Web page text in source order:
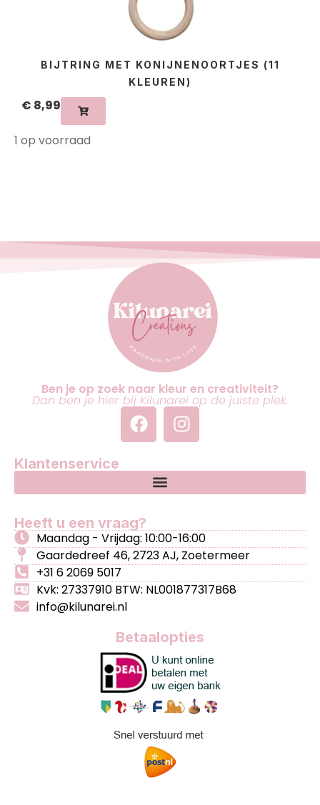
BIJTRING MET KONIJNENOORTJES (11
KLEUREN)
€ 8,99
1 op voorraad
Ben je op zoek naar kleur en creativiteit?
Dan ben je hier bij Kilunarei op de juiste plek.
Klantenservice
Heeft u een vraag?
Maandag - Vrijdag: 10:00-16:00
Gaardedreef 46, 2723 AJ, Zoetermeer
+31 6 2069 5017
Kvk: 27337910 BTW: NL001877317B68
info@kilunarei.nl
Betaalopties